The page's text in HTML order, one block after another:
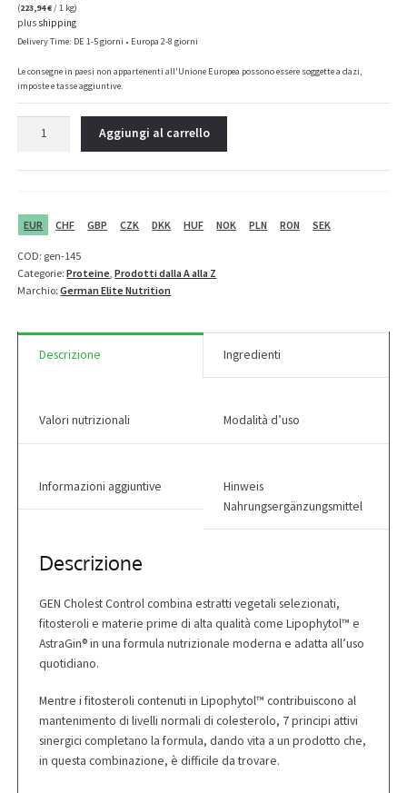
(223,94€/ 1 kg)
plus shipping
Delivery Time: DE 1-5 giorni • Europa 2-8 giorni
Le consegne in paesi non appartenenti all'Unione Europea possono essere soggette a dazi,
imposte e tasse aggiuntive.
capsule
Aggiungi al carrello
EUR CHF GBP CZK DKK HUF NOK PLN RON SEK
COD: gen-145
Categorie:Proteine ,Prodotti dalla A alla Z
Marchio:German Elite Nutrition
Descrizione Ingredienti
Valori nutrizionali Modalità d’uso
Informazioni aggiuntive
Hinweis
Nahrungsergänzungsmittel
Descrizione
GEN Cholest Control combina estratti vegetali selezionati,
fitosteroli e materie prime di alta qualità come Lipophytol™ e
AstraGin® in una formula nutrizionale moderna e adatta all’uso
quotidiano.
Mentre i fitosteroli contenuti in Lipophytol™ contribuiscono al
mantenimento di livelli normali di colesterolo, 7 principi attivi
sinergici completano la formula, dando vita a un prodotto che,
in questa combinazione, è difficile da trovare.